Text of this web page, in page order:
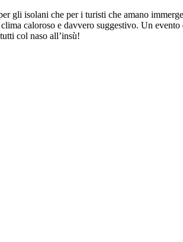
gli isolani che per i turisti che amano
caloroso e davvero suggestivo. Un
col naso all’insù!